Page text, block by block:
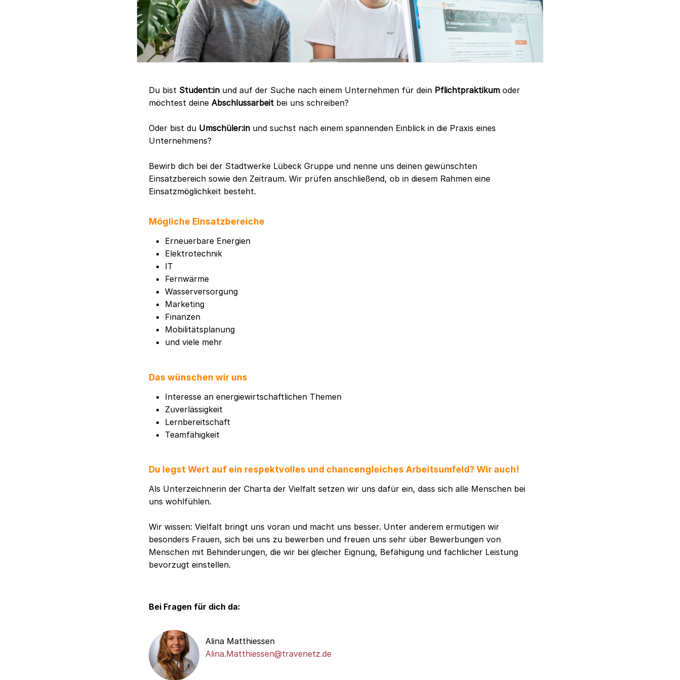
Du bist Student:in und auf der Suche nach einem Unternehmen für dein Pflichtpraktikum oder
möchtest deine Abschlussarbeit bei uns schreiben?
Oder bist du Umschüler:in und suchst nach einem spannenden Einblick in die Praxis eines
Unternehmens?
Bewirb dich bei der Stadtwerke Lübeck Gruppe und nenne uns deinen gewünschten
Einsatzbereich sowie den Zeitraum. Wir prüfen anschließend, ob in diesem Rahmen eine
Einsatzmöglichkeit besteht.
Mögliche Einsatzbereiche
Erneuerbare Energien
Elektrotechnik
IT
Fernwärme
Wasserversorgung
Marketing
Finanzen
Mobilitätsplanung
und viele mehr
Das wünschen wir uns
Interesse an energiewirtschaftlichen Themen
Zuverlässigkeit
Lernbereitschaft
Teamfähigkeit
Du legst Wert auf ein respektvolles und chancengleiches Arbeitsumfeld? Wir auch!
Als Unterzeichnerin der Charta der Vielfalt setzen wir uns dafür ein, dass sich alle Menschen bei
uns wohlfühlen.
Wir wissen: Vielfalt bringt uns voran und macht uns besser. Unter anderem ermutigen wir
besonders Frauen, sich bei uns zu bewerben und freuen uns sehr über Bewerbungen von
Menschen mit Behinderungen, die wir bei gleicher Eignung, Befähigung und fachlicher Leistung
bevorzugt einstellen.
Bei Fragen für dich da:
Alina Matthiessen
Alina.Matthiessen@travenetz.de